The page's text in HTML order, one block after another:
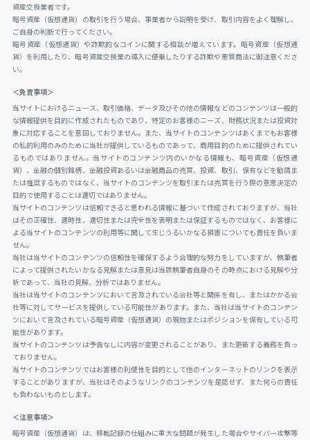
資産交換業者です。
暗号資産（仮想通貨）の取引を行う場合、事業者から説明を受け、取引内容をよく理解し、
ご自身の判断で行ってください。
暗号資産（仮想通貨）や詐欺的なコインに関する相談が増えています。暗号資産（仮想通
貨）を利用したり、暗号資産交換業の導入に便乗したりする詐欺や悪質商法に御注意くださ
い。
＜免責事項＞
当サイトにおけるニュース、取引価格、データ及びその他の情報などのコンテンツは一般的
な情報提供を目的に作成されたものであり、特定のお客様のニーズ、財務状況または投資対
象に対応することを意図しておりません。また、当サイトのコンテンツはあくまでもお客様
の私的利用のみのために当社が提供しているものであって、商用目的のために提供されてい
るものではありません。当サイトのコンテンツ内のいかなる情報も、暗号資産（仮想通
貨）、金融の個別銘柄、金融投資あるいは金融商品の売買、投資、取引、保有などを勧誘ま
たは推奨するものではなく、当サイトのコンテンツを取引または売買を行う際の意思決定の
目的で使用することは適切ではありません。
当サイトのコンテンツは信頼できると思われる情報に基づいて作成されておりますが、当社
はその正確性、適時性、適切性または完全性を表明または保証するものではなく、お客様に
よる当サイトのコンテンツの利用等に関して生じうるいかなる損害についても責任を負いま
せん。
当社は当サイトのコンテンツの信頼性を確保するよう合理的な努力をしていますが、執筆者
によって提供されたいかなる見解または意見は当該執筆者自身のその時点における見解や分
析であって、当社の見解、分析ではありません。
当社は当サイトのコンテンツにおいて言及されている会社等と関係を有し、またはかかる会
社等に対してサービスを提供している可能性があります。また、当社は当サイトのコンテン
ツにおいて言及されている暗号資産（仮想通貨）の現物またはポジションを保有している可
能性があります。
当サイトのコンテンツは予告なしに内容が変更されることがあり、また更新する義務を負っ
ておりません。
当サイトのコンテンツではお客様の利便性を目的として他のインターネットのリンクを表示
することがありますが、当社はそのようなリンクのコンテンツを是認せず、また何らの責任
も負わないものとします。
＜注意事項＞
暗号資産（仮想通貨）は、移転記録の仕組みに重大な問題が発生した場合やサイバー攻撃等